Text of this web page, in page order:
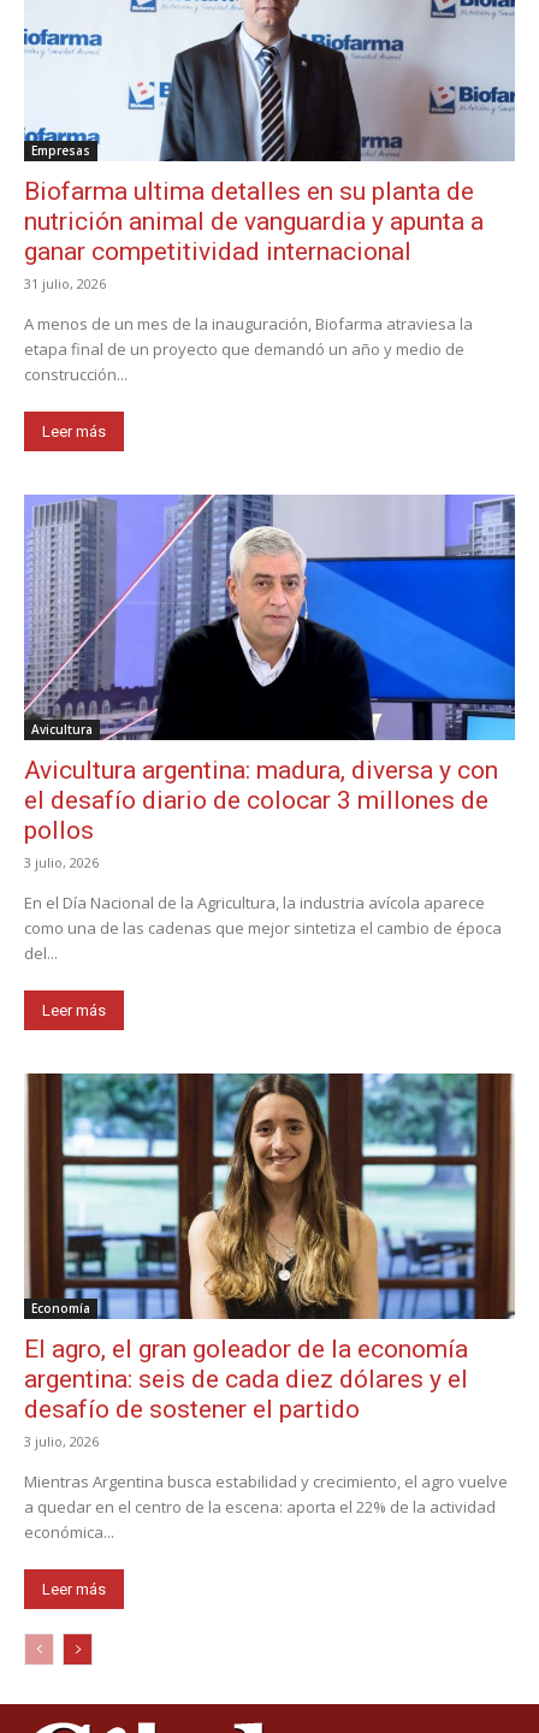
Empresas
Biofarma ultima detalles en su planta de
nutrición animal de vanguardia y apunta a
ganar competitividad internacional
31 julio, 2026
A menos de un mes de la inauguración, Biofarma atraviesa la
etapa final de un proyecto que demandó un año y medio de
construcción...
Leer más
Avicultura
Avicultura argentina: madura, diversa y con
el desafío diario de colocar 3 millones de
pollos
3 julio, 2026
En el Día Nacional de la Agricultura, la industria avícola aparece
como una de las cadenas que mejor sintetiza el cambio de época
del...
Leer más
Economía
El agro, el gran goleador de la economía
argentina: seis de cada diez dólares y el
desafío de sostener el partido
3 julio, 2026
Mientras Argentina busca estabilidad y crecimiento, el agro vuelve
a quedar en el centro de la escena: aporta el 22% de la actividad
económica...
Leer más